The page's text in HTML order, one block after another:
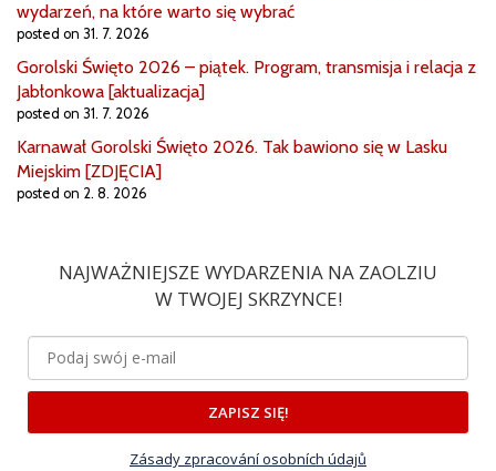
wydarzeń, na które warto się wybrać
posted on 31. 7. 2026
Gorolski Święto 2026 – piątek. Program, transmisja i relacja z
Jabłonkowa [aktualizacja]
posted on 31. 7. 2026
Karnawał Gorolski Święto 2026. Tak bawiono się w Lasku
Miejskim [ZDJĘCIA]
posted on 2. 8. 2026
NAJWAŻNIEJSZE WYDARZENIA NA ZAOLZIU
W TWOJEJ SKRZYNCE!
ZAPISZ SIĘ!
Zásady zpracování osobních údajů